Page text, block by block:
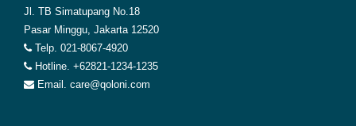
Jl. TB Simatupang No.18
Pasar Minggu, Jakarta 12520
Telp. 021-8067-4920
Hotline. +62821-1234-1235
Email. care@qoloni.com